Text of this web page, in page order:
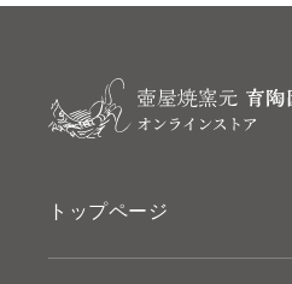
トップページ